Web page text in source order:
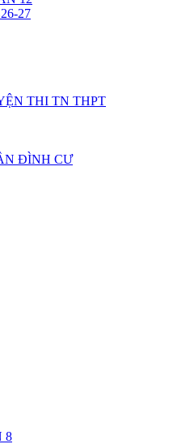
27
THI TN THPT
ĐÌNH CƯ
8